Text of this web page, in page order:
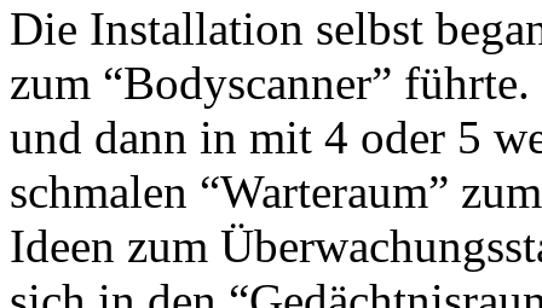
Die Installation selbst
zum “Bodyscanner”
und dann in mit 4 oder 5
schmalen “Warteraum”
Ideen zum